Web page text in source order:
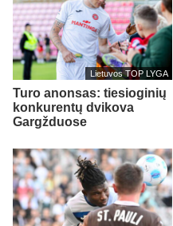
Lietuvos TOP LYGA
Turo anonsas: tiesioginių
konkurentų dvikova
Gargžduose